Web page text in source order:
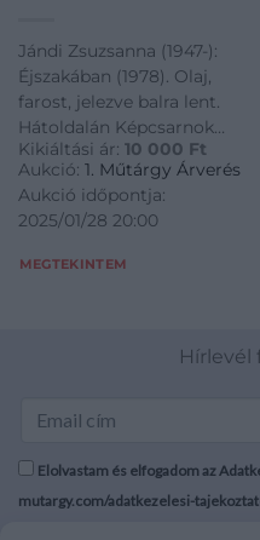
Jándi Zsuzsanna (1947-):
Éjszakában (1978). Olaj,
farost, jelezve balra lent.
Hátoldalán Képcsarnok
raglappal, kopásnyomokkal,
60x80 cm
Kikiáltási ár: 10 000 Ft
Aukció: 1. Műtárgy Árverés
Aukció időpontja:
2025/01/28 20:00
MEGTEKINTEM
Hírlevél
Elolvastam és elfogadom az
mutargy.com/adatkezelesi-